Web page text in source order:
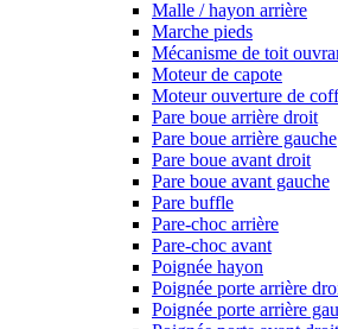
Malle / hayon arrière
Marche pieds
Mécanisme de toit
Moteur de capote
Moteur ouverture de
Pare boue arrière droit
Pare boue arrière gauche
Pare boue avant droit
Pare boue avant gauche
Pare buffle
Pare-choc arrière
Pare-choc avant
Poignée hayon
Poignée porte arrière
Poignée porte arrière